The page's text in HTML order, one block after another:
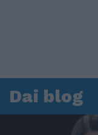
Dai blog